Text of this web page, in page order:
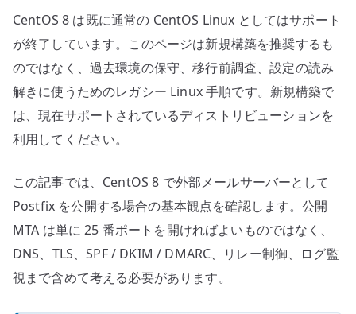
の
CentOS 8 は既に通常の CentOS Linux としてはサポート
が終了しています。このページは新規構築を推奨するも
のではなく、過去環境の保守、移行前調査、設定の読み
解きに使うためのレガシー Linux 手順です。新規構築で
は、現在サポートされているディストリビューションを
利用してください。
この記事では、CentOS 8 で外部メールサーバーとして
Postfix を公開する場合の基本観点を確認します。公開
MTA は単に 25 番ポートを開ければよいものではなく、
DNS、TLS、SPF / DKIM / DMARC、リレー制御、ログ監
視まで含めて考える必要があります。